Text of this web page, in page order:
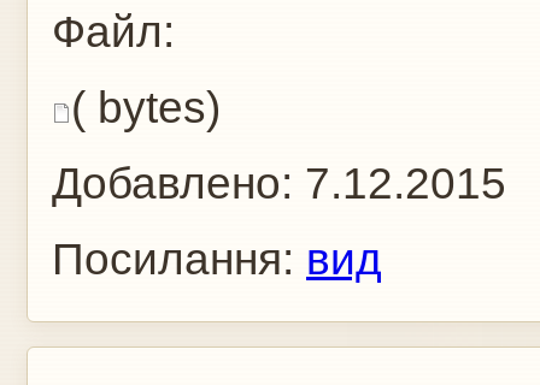
Файл:
( bytes)
Добавлено: 7.12.2015
Посилання: вид